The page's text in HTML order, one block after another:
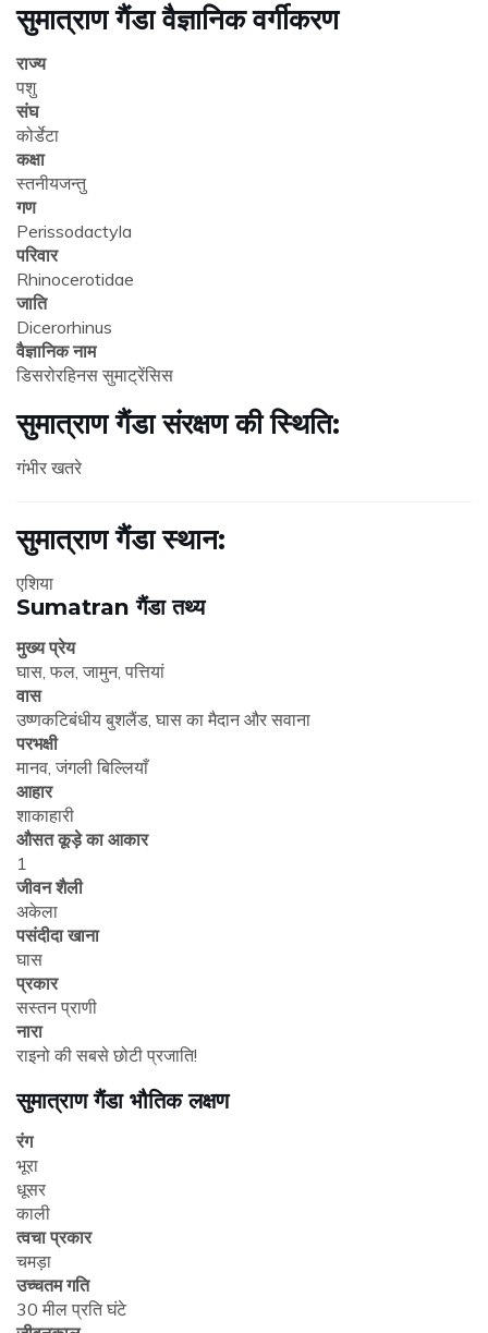
सुमात्राण गैंडा वैज्ञानिक वर्गीकरण
राज्य
पशु
संघ
कोर्डेटा
कक्षा
स्तनीयजन्तु
गण
Perissodactyla
परिवार
Rhinocerotidae
जाति
Dicerorhinus
वैज्ञानिक नाम
डिसरोरहिनस सुमाट्रेंसिस
सुमात्राण गैंडा संरक्षण की स्थिति:
गंभीर खतरे
सुमात्राण गैंडा स्थान:
एशिया
Sumatran गैंडा तथ्य
मुख्य प्रेय
घास, फल, जामुन, पत्तियां
वास
उष्णकटिबंधीय बुशलैंड, घास का मैदान और सवाना
परभक्षी
मानव, जंगली बिल्लियाँ
आहार
शाकाहारी
औसत कूड़े का आकार
1
जीवन शैली
अकेला
पसंदीदा खाना
घास
प्रकार
सस्तन प्राणी
नारा
राइनो की सबसे छोटी प्रजाति!
सुमात्राण गैंडा भौतिक लक्षण
रंग
भूरा
धूसर
काली
त्वचा प्रकार
चमड़ा
उच्चतम गति
30 मील प्रति घंटे